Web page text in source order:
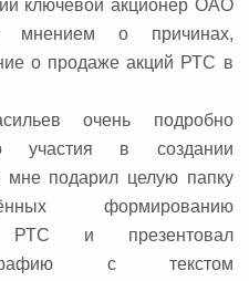
ключевой акционер ОАО
мнением о причинах,
о продаже акций РТС в
очень подробно
участия в создании
подарил целую папку
формированию
РТС и презентовал
с текстом